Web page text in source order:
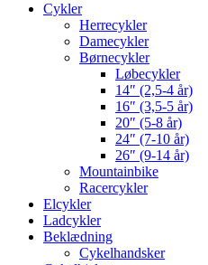
Cykler
Herrecykler
Damecykler
Børnecykler
Løbecykler
14″ (2,5-4 år)
16″ (3,5-5 år)
20″ (5-8 år)
24″ (7-10 år)
26″ (9-14 år)
Mountainbike
Racercykler
Elcykler
Ladcykler
Beklædning
Cykelhandsker